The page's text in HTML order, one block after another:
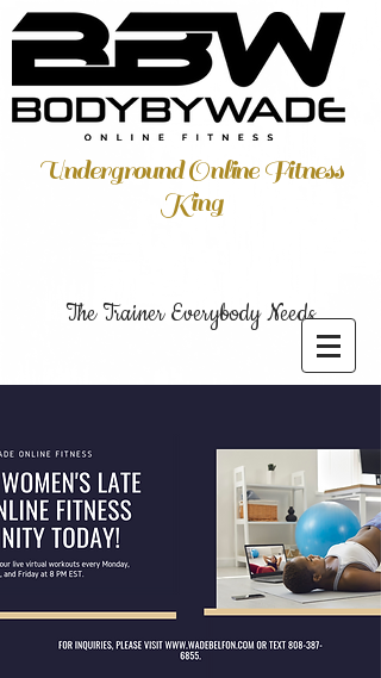
Underground Online Fitness
King
The Trainer Everybody Needs